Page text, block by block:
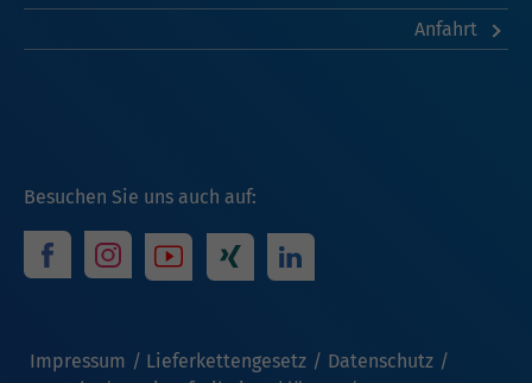
Anfahrt
Besuchen Sie uns auch auf:
Impressum Lieferkettengesetz
Datenschutz